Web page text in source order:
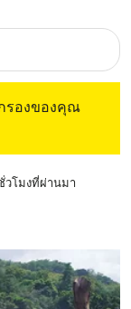
รองของคุณ
วโมงที่ผ่านมา